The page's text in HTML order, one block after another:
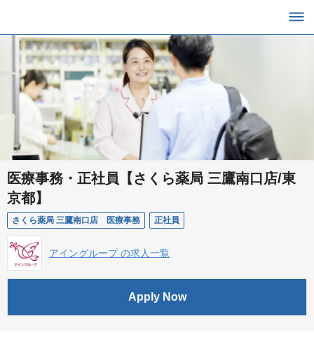
医療事務・正社員【さくら薬局 三鷹南口店/東
京都】
さくら薬局 三鷹南口店 医療事務 正社員
アイングループ の求人一覧
Apply Now